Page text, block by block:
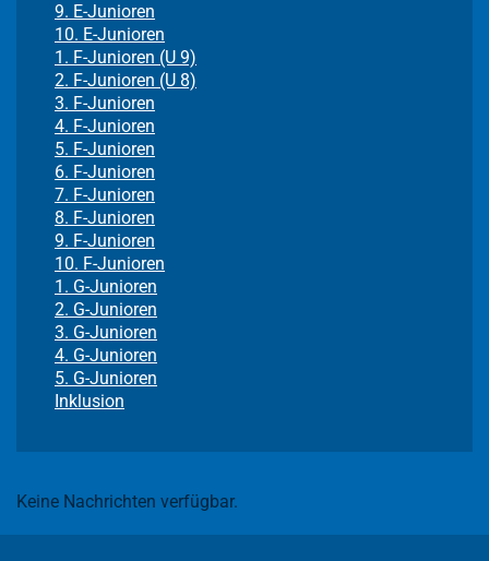
9. E-Junioren
10. E-Junioren
1. F-Junioren (U 9)
2. F-Junioren (U 8)
3. F-Junioren
4. F-Junioren
5. F-Junioren
6. F-Junioren
7. F-Junioren
8. F-Junioren
9. F-Junioren
10. F-Junioren
1. G-Junioren
2. G-Junioren
3. G-Junioren
4. G-Junioren
5. G-Junioren
Inklusion
Keine Nachrichten verfügbar.